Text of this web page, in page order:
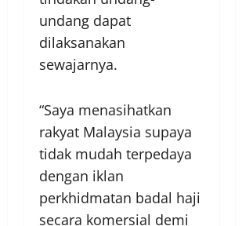
undang dapat
dilaksanakan
sewajarnya.
“Saya menasihatkan
rakyat Malaysia supaya
tidak mudah terpedaya
dengan iklan
perkhidmatan badal haji
secara komersial demi